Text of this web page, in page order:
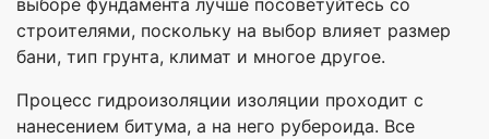
строителями, поскольку на выбор влияет размер
бани, тип грунта, климат и многое другое.
Процесс гидроизоляции изоляции проходит с
нанесением битума, а на него рубероида. Все